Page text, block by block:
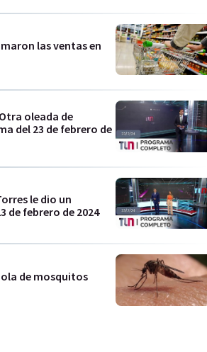
las ventas en
oleada de
del 23 de febrero de
le dio un
de febrero de 2024
de mosquitos